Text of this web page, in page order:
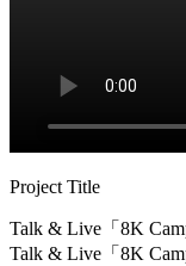
Project Title
Talk & Live「8K
Talk & Live「8K